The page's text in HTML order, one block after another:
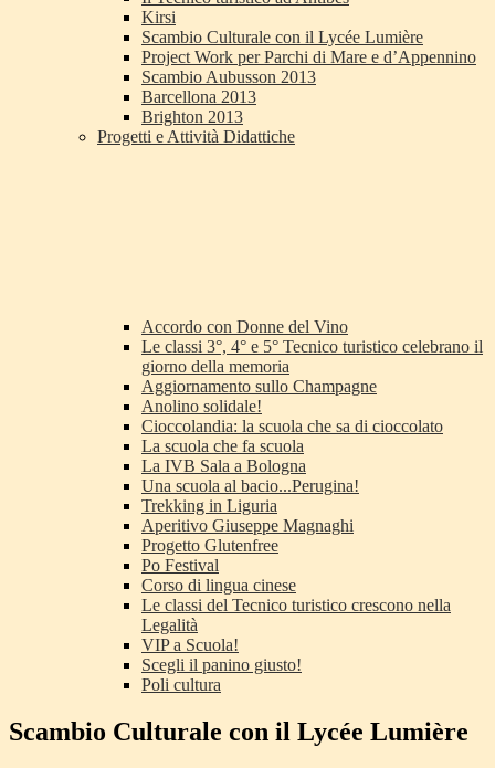
Kirsi
Scambio Culturale con il Lycée Lumière
Project Work per Parchi di Mare e d’Appennino
Scambio Aubusson 2013
Barcellona 2013
Brighton 2013
Progetti e Attività Didattiche
Accordo con Donne del Vino
Le classi 3°, 4° e 5° Tecnico turistico celebrano il
giorno della memoria
Aggiornamento sullo Champagne
Anolino solidale!
Cioccolandia: la scuola che sa di cioccolato
La scuola che fa scuola
La IVB Sala a Bologna
Una scuola al bacio...Perugina!
Trekking in Liguria
Aperitivo Giuseppe Magnaghi
Progetto Glutenfree
Po Festival
Corso di lingua cinese
Le classi del Tecnico turistico crescono nella
Legalità
VIP a Scuola!
Scegli il panino giusto!
Poli cultura
Scambio Culturale con il Lycée Lumière